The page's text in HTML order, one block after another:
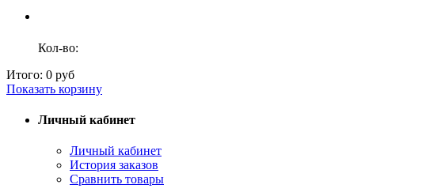
Кол-во:
Итого: 0 руб
Показать корзину
Личный кабинет
Личный кабинет
История заказов
Сравнить товары